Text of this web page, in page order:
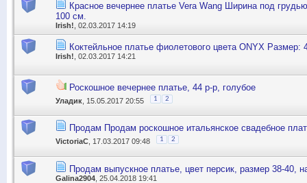
Красное вечернее платье Vera Wang Ширина под
100 см.
Irish! , 02.03.2017 14:19
Коктейльное платье фиолетового цвета ONYX Размер:
Irish! , 02.03.2017 14:21
Роскошное вечернее платье, 44 р-р, голубое
Уладик , 15.05.2017 20:55 1 2
Продам Продам роскошное итальянское свадебное
VictoriaC , 17.03.2017 09:48 1 2
Продам выпускное платье, цвет персик, размер 38-40,
Galina2904 , 25.04.2018 19:41